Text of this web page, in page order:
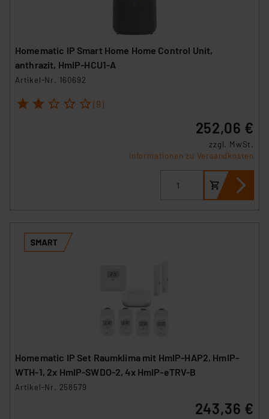
Homematic IP Smart Home Home Control Unit,
anthrazit, HmIP-HCU1-A
Artikel-Nr. 160692
1 2 3 4 5 (9)
252,06 €
zzgl. MwSt.
Informationen zu Versandkosten
Homematic IP Set Raumklima mit HmIP-HAP2, HmIP-
WTH-1, 2x HmIP-SWDO-2, 4x HmIP-eTRV-B
Artikel-Nr. 258579
243,36 €